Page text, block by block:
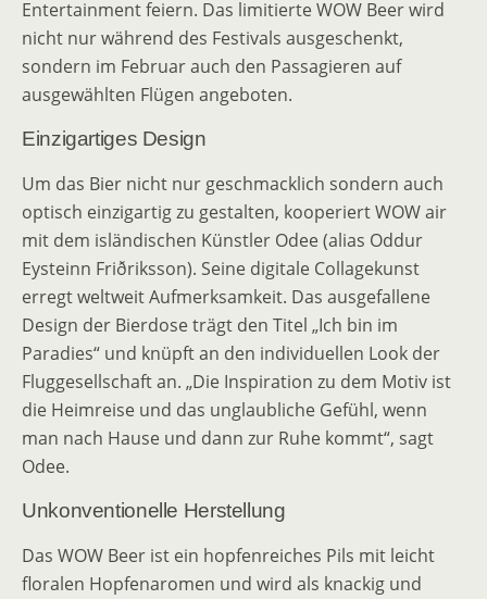
Entertainment feiern. Das limitierte WOW Beer wird
nicht nur während des Festivals ausgeschenkt,
sondern im Februar auch den Passagieren auf
ausgewählten Flügen angeboten.
Einzigartiges Design
Um das Bier nicht nur geschmacklich sondern auch
optisch einzigartig zu gestalten, kooperiert WOW air
mit dem isländischen Künstler Odee (alias Oddur
Eysteinn Friðriksson). Seine digitale Collagekunst
erregt weltweit Aufmerksamkeit. Das ausgefallene
Design der Bierdose trägt den Titel „Ich bin im
Paradies“ und knüpft an den individuellen Look der
Fluggesellschaft an. „Die Inspiration zu dem Motiv ist
die Heimreise und das unglaubliche Gefühl, wenn
man nach Hause und dann zur Ruhe kommt“, sagt
Odee.
Unkonventionelle Herstellung
Das WOW Beer ist ein hopfenreiches Pils mit leicht
floralen Hopfenaromen und wird als knackig und